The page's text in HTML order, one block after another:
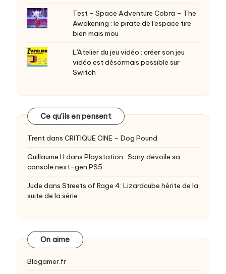
Test - Space Adventure Cobra – The
Awakening : le pirate de l'espace tire
bien mais mou
L'Atelier du jeu vidéo : créer son jeu
vidéo est désormais possible sur
Switch
Ce qu’ils en pensent
Trentdans CRITIQUE CINE – Dog Pound
Guillaume H dans Playstation : Sony dévoile sa
console next-gen PS5
Jude dans Streets of Rage 4: Lizardcube hérite de la
suite de la série
On aime
Blogamer.fr